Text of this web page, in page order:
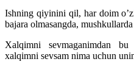
Ishning qiyinini qil, har doim
bajara olmasangda,
Xalqimni sevmaganimdan
xalqimni sevsam nima uchun